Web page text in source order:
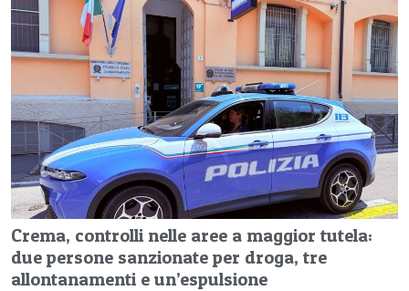
Crema, controlli nelle aree a maggior tutela:
due persone sanzionate per droga, tre
allontanamenti e un’espulsione